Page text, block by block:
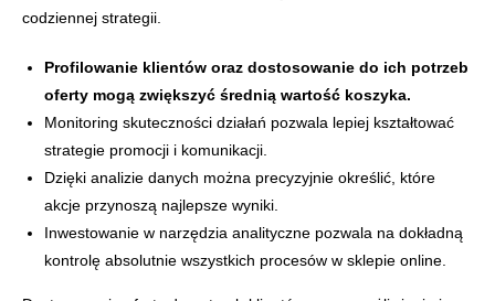
codziennej strategii.
Profilowanie klientów oraz dostosowanie do ich potrzeb
oferty mogą zwiększyć średnią wartość koszyka.
Monitoring skuteczności działań pozwala lepiej kształtować
strategie promocji i komunikacji.
Dzięki analizie danych można precyzyjnie określić, które
akcje przynoszą najlepsze wyniki.
Inwestowanie w narzędzia analityczne pozwala na dokładną
kontrolę absolutnie wszystkich procesów w sklepie online.